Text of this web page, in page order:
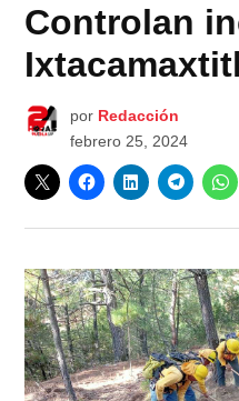
Controlan
por Redacción
febrero 25, 2024